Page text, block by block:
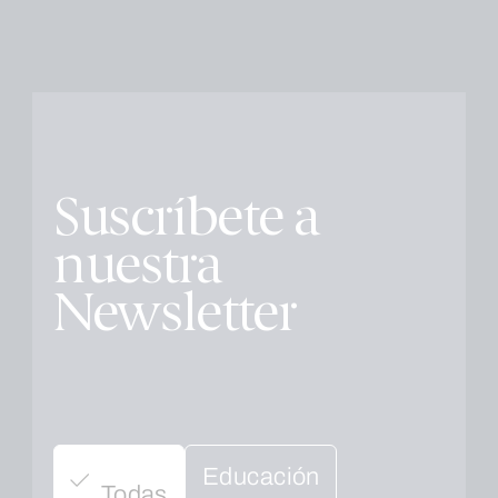
Suscríbete a
nuestra
Newsletter
Educación